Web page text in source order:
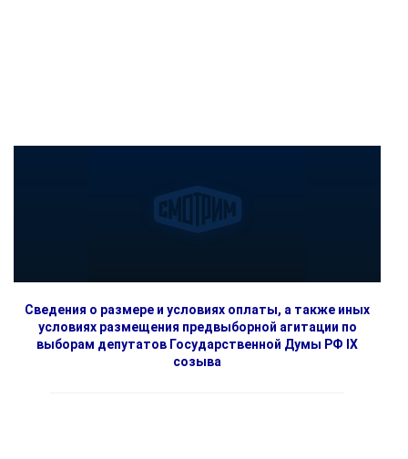
Сведения о размере и условиях оплаты, а также иных
условиях размещения предвыборной агитации по
выборам депутатов Государственной Думы РФ IX
созыва